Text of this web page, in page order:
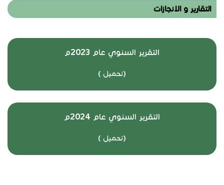
التقارير و الانجازات
التقرير السنوي عام 2023م
(تحميل )
التقرير السنوي عام 2024م
(تحميل )